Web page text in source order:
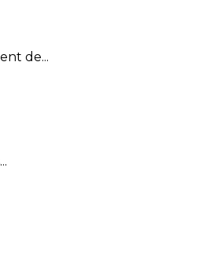
de...